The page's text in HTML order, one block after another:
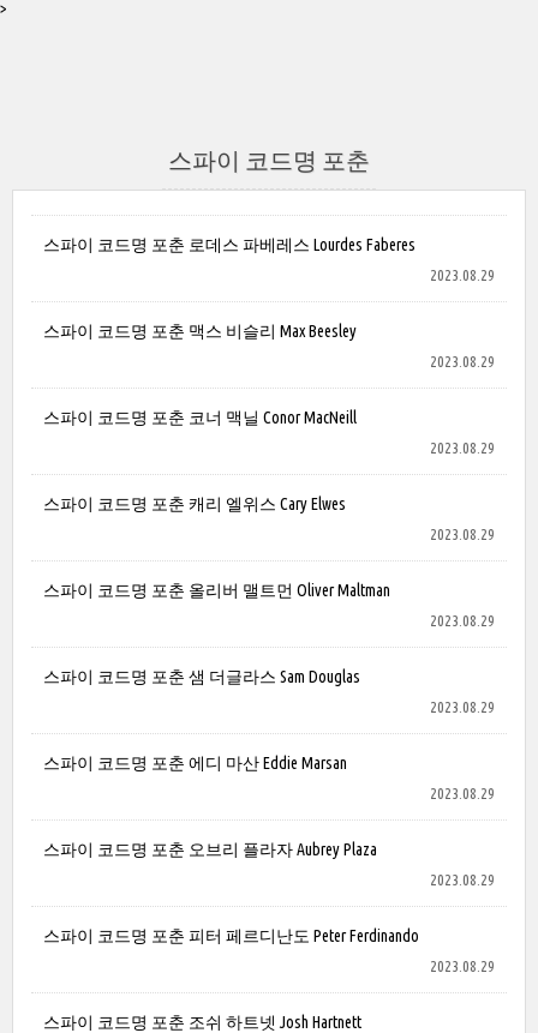
>
스파이 코드명 포춘
스파이 코드명 포춘 로데스 파베레스 Lourdes Faberes
2023.08.29
스파이 코드명 포춘 맥스 비슬리 Max Beesley
2023.08.29
스파이 코드명 포춘 코너 맥닐 Conor MacNeill
2023.08.29
스파이 코드명 포춘 캐리 엘위스 Cary Elwes
2023.08.29
스파이 코드명 포춘 올리버 맬트먼 Oliver Maltman
2023.08.29
스파이 코드명 포춘 샘 더글라스 Sam Douglas
2023.08.29
스파이 코드명 포춘 에디 마산 Eddie Marsan
2023.08.29
스파이 코드명 포춘 오브리 플라자 Aubrey Plaza
2023.08.29
스파이 코드명 포춘 피터 페르디난도 Peter Ferdinando
2023.08.29
스파이 코드명 포춘 조쉬 하트넷 Josh Hartnett